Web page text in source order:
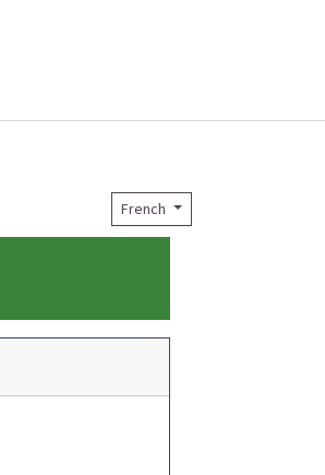
French